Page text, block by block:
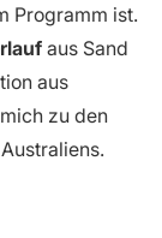
Programm ist.
aus Sand
aus
zu den